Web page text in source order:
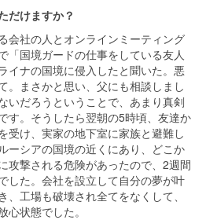
だけますか？
会社の人とオンラインミーティング
「国境ガードの仕事をしている友人
イナの国境に侵入したと聞いた。悪
。まさかと思い、父にも相談しまし
いだろうということで、あまり真剣
す。そうしたら翌朝の5時頃、友達か
受け、実家の地下室に家族と避難し
ーシアの国境の近くにあり、どこか
攻撃される危険があったので、2週間
した。会社を設立して自分の夢が叶
工場も破壊され全てをなくして、
状態でした。